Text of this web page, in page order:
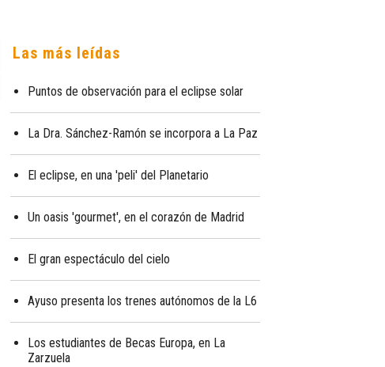
Las más leídas
Puntos de observación para el eclipse solar
La Dra. Sánchez-Ramón se incorpora a La Paz
El eclipse, en una 'peli' del Planetario
Un oasis 'gourmet', en el corazón de Madrid
El gran espectáculo del cielo
Ayuso presenta los trenes autónomos de la L6
Los estudiantes de Becas Europa, en La
Zarzuela